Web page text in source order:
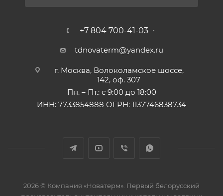
+7 804 700-41-03
tdnovaterm@yandex.ru
г. Москва, Волоколамское шоссе,
142, оф. 307
Пн. – Пт.: с 9:00 до 18:00
ИНН: 7733854888 ОГРН: 1137746838734
2026 © Компания «Новатерм». Первый белорусский